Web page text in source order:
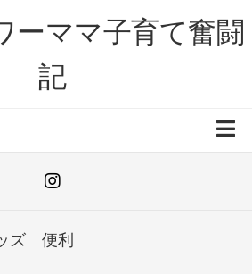
ーママ子育て奮闘
記
ズ 便利